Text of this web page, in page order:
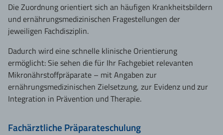
Die Zuordnung orientiert sich an häufigen Krankheitsbildern
und ernährungsmedizinischen Fragestellungen der
jeweiligen Fachdisziplin.
Dadurch wird eine schnelle klinische Orientierung
ermöglicht: Sie sehen die für Ihr Fachgebiet relevanten
Mikronährstoffpräparate – mit Angaben zur
ernährungsmedizinischen Zielsetzung, zur Evidenz und zur
Integration in Prävention und Therapie.
Fachärztliche Präparateschulung